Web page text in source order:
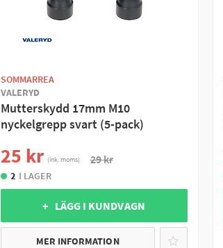
SOMMARREA
VALERYD
Mutterskydd 17mm M10
nyckelgrepp svart (5-pack)
25 kr (ink. moms) 29 kr
2 I LAGER
+ LÄGG I KUNDVAGN
MER INFORMATION